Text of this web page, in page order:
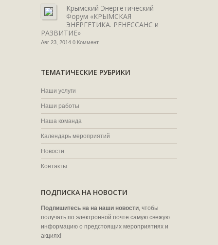
Крымский Энергетический
Форум «КРЫМСКАЯ
ЭНЕРГЕТИКА. РЕНЕССАНС и
РАЗВИТИЕ»
Авг 23, 2014 0 Коммент.
ТЕМАТИЧЕСКИЕ РУБРИКИ
Наши услуги
Наши работы
Наша команда
Календарь мероприятий
Новости
Контакты
ПОДПИСКА НА НОВОСТИ
Подпишитесь на на наши новости, чтобы
получать по электронной почте самую свежую
информацию о предстоящих мероприятиях и
акциях!